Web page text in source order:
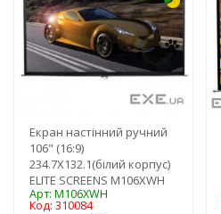
Екран настінний ручний
106" (16:9)
234.7Х132.1(білий корпус)
ELITE SCREENS M106XWH
Арт: M106XWH
Код: 310084